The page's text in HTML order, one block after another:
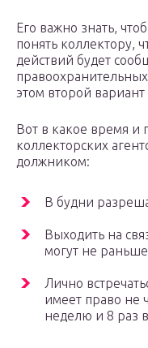
Его важно знать,
понять коллектору,
действий будет
этом второй
Вот в какое время и
коллекторских
должником:
В будни
Выходить на
могут не
Лично
имеет право не
неделю и 8 раз